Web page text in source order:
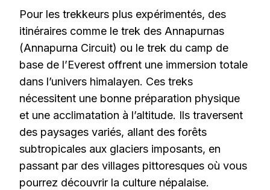
Pour les trekkeurs plus expérimentés, des
itinéraires comme le trek des Annapurnas
(Annapurna Circuit) ou le trek du camp de
base de l’Everest offrent une immersion totale
dans l’univers himalayen. Ces treks
nécessitent une bonne préparation physique
et une acclimatation à l’altitude. Ils traversent
des paysages variés, allant des forêts
subtropicales aux glaciers imposants, en
passant par des villages pittoresques où vous
pourrez découvrir la culture népalaise.